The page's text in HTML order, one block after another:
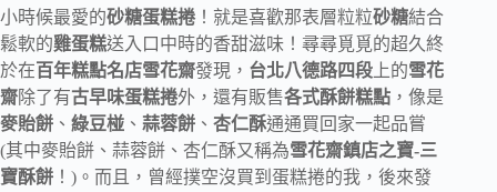
小時候最愛的砂糖蛋糕捲 ！就是喜歡那表層粒粒砂糖結合
鬆軟的雞蛋糕送入口中時的香甜滋味！尋尋覓覓的超久終
於在百年糕點名店雪花齋發現， 台北八德路四段 上的雪花
齋除了有古早味蛋糕捲外，還有販售各式酥餅糕點 ，像是
麥貽餅 、 綠豆椪 、 蒜蓉餅 、 杏仁酥通通買回家一起品嘗
(其中麥貽餅、蒜蓉餅、杏仁酥又稱為雪花齋鎮店之寶-三
寶酥餅 ！)。而且，曾經撲空沒買到蛋糕捲的我，後來發